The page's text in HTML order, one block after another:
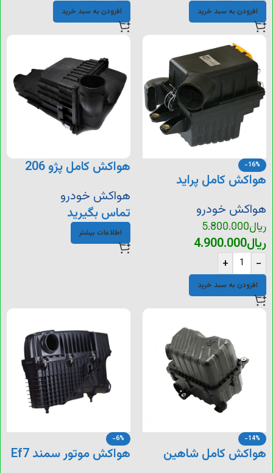
افزودن به سبد خرید افزودن به سبد خرید
-16%
هواکش کامل پراید
هواکش خودرو
ریال5.800.000
ریال4.900.000
-
+
افزودن به سبد خرید
هواکش کامل پژو 206
هواکش خودرو
تماس بگیرید
اطلاعات بیشتر
-14%
هواکش کامل شاهین
-6%
هواکش موتور سمند Ef7